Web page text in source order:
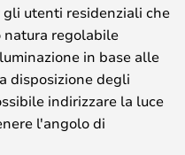
utenti residenziali che
natura regolabile
in base alle
disposizione degli
indirizzare la luce
l'angolo di